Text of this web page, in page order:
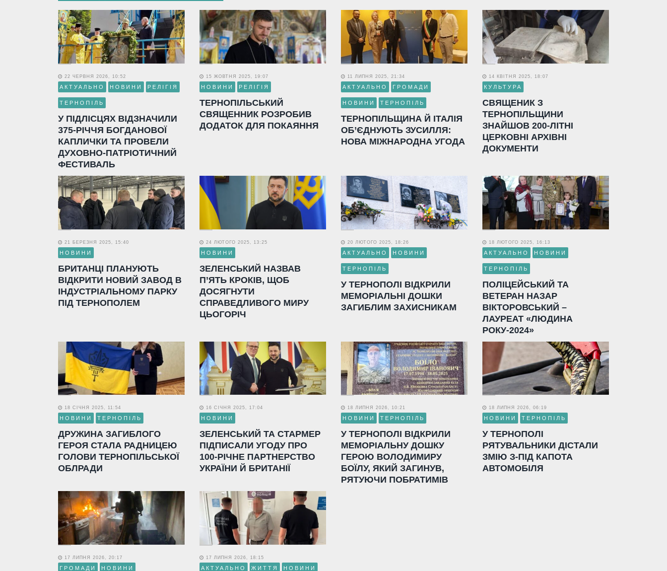
22 ЧЕРВНЯ 2026, 10:52
АКТУАЛЬНО НОВИНИ РЕЛІГІЯ
ТЕРНОПІЛЬ
У ПІДЛІСЦЯХ ВІДЗНАЧИЛИ
375-РІЧЧЯ БОГДАНОВОЇ
КАПЛИЧКИ ТА ПРОВЕЛИ
ДУХОВНО-ПАТРІОТИЧНИЙ
ФЕСТИВАЛЬ
15 ЖОВТНЯ 2025, 19:07
НОВИНИ РЕЛІГІЯ
ТЕРНОПІЛЬСЬКИЙ
СВЯЩЕННИК РОЗРОБИВ
ДОДАТОК ДЛЯ ПОКАЯННЯ
11 ЛИПНЯ 2025, 21:34
АКТУАЛЬНО ГРОМАДИ
НОВИНИ ТЕРНОПІЛЬ
ТЕРНОПІЛЬЩИНА Й ІТАЛІЯ
ОБ’ЄДНУЮТЬ ЗУСИЛЛЯ:
НОВА МІЖНАРОДНА УГОДА
14 КВІТНЯ 2025, 18:07
КУЛЬТУРА
СВЯЩЕНИК З
ТЕРНОПІЛЬЩИНИ
ЗНАЙШОВ 200-ЛІТНІ
ЦЕРКОВНІ АРХІВНІ
ДОКУМЕНТИ
21 БЕРЕЗНЯ 2025, 15:40
НОВИНИ
БРИТАНЦІ ПЛАНУЮТЬ
ВІДКРИТИ НОВИЙ ЗАВОД В
ІНДУСТРІАЛЬНОМУ ПАРКУ
ПІД ТЕРНОПОЛЕМ
24 ЛЮТОГО 2025, 13:25
НОВИНИ
ЗЕЛЕНСЬКИЙ НАЗВАВ
П’ЯТЬ КРОКІВ, ЩОБ
ДОСЯГНУТИ
СПРАВЕДЛИВОГО МИРУ
ЦЬОГОРІЧ
20 ЛЮТОГО 2025, 18:26
АКТУАЛЬНО НОВИНИ
ТЕРНОПІЛЬ
У ТЕРНОПОЛІ ВІДКРИЛИ
МЕМОРІАЛЬНІ ДОШКИ
ЗАГИБЛИМ ЗАХИСНИКАМ
18 ЛЮТОГО 2025, 16:13
АКТУАЛЬНО НОВИНИ
ТЕРНОПІЛЬ
ПОЛІЦЕЙСЬКИЙ ТА
ВЕТЕРАН НАЗАР
ВІКТОРОВСЬКИЙ –
ЛАУРЕАТ «ЛЮДИНА
РОКУ-2024»
18 СІЧНЯ 2025, 11:54
НОВИНИ ТЕРНОПІЛЬ
ДРУЖИНА ЗАГИБЛОГО
ГЕРОЯ СТАЛА РАДНИЦЕЮ
ГОЛОВИ ТЕРНОПІЛЬСЬКОЇ
ОБЛРАДИ
16 СІЧНЯ 2025, 17:04
НОВИНИ
ЗЕЛЕНСЬКИЙ ТА СТАРМЕР
ПІДПИСАЛИ УГОДУ ПРО
100-РІЧНЕ ПАРТНЕРСТВО
УКРАЇНИ Й БРИТАНІЇ
18 ЛИПНЯ 2026, 10:21
НОВИНИ ТЕРНОПІЛЬ
У ТЕРНОПОЛІ ВІДКРИЛИ
МЕМОРІАЛЬНУ ДОШКУ
ГЕРОЮ ВОЛОДИМИРУ
БОЇЛУ, ЯКИЙ ЗАГИНУВ,
РЯТУЮЧИ ПОБРАТИМІВ
18 ЛИПНЯ 2026, 06:19
НОВИНИ ТЕРНОПІЛЬ
У ТЕРНОПОЛІ
РЯТУВАЛЬНИКИ ДІСТАЛИ
ЗМІЮ З-ПІД КАПОТА
АВТОМОБІЛЯ
17 ЛИПНЯ 2026, 20:17
ГРОМАДИ НОВИНИ
17 ЛИПНЯ 2026, 18:15
АКТУАЛЬНО ЖИТТЯ НОВИНИ